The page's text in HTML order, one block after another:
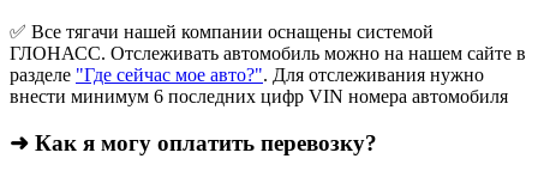
✅ Все тягачи нашей компании оснащены системой
ГЛОНАСС. Отслеживать автомобиль можно на нашем сайте в
разделе "Где сейчас мое авто?". Для отслеживания нужно
внести минимум 6 последних цифр VIN номера автомобиля
➜ Как я могу оплатить перевозку?